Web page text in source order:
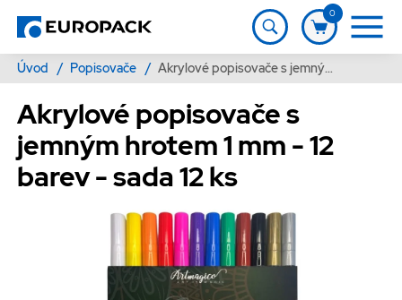
0
Úvod / Popisovače / Akrylové popisovače s jemným hrotem 1 mm - 12 barev - sada 12 ks
Akrylové popisovače s
jemným hrotem 1 mm - 12
barev - sada 12 ks